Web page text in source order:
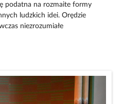
podatna na rozmaite formy
ludzkich idei. Orędzie
niezrozumiałe